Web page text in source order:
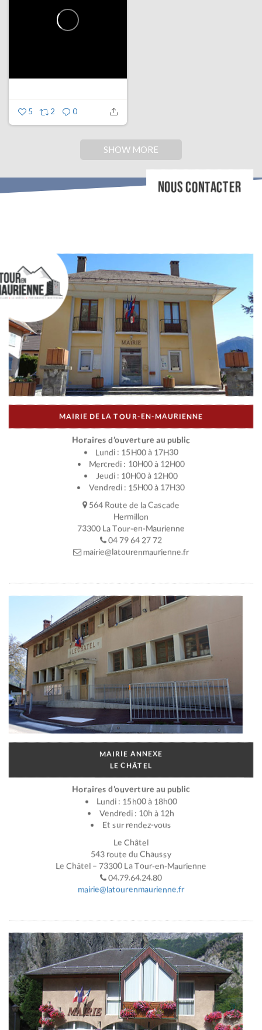
5 2 0
SHOW MORE
NOUS CONTACTER
MAIRIE DE LA TOUR-EN-MAURIENNE
Horaires d’ouverture au public
Lundi : 15H00 à 17H30
Mercredi : 10H00 à 12H00
Jeudi : 10H00 à 12H00
Vendredi : 15H00 à 17H30
564 Route de la Cascade
Hermillon
73300 La Tour-en-Maurienne
04 79 64 27 72
mairie@latourenmaurienne.fr
MAIRIE ANNEXE
LE CHÂTEL
Horaires d’ouverture au public
Lundi : 15h00 à 18h00
Vendredi : 10h à 12h
Et sur rendez-vous
Le Châtel
543 route du Chaussy
Le Châtel – 73300 La Tour-en-Maurienne
04.79.64.24.80
mairie@latourenmaurienne.fr